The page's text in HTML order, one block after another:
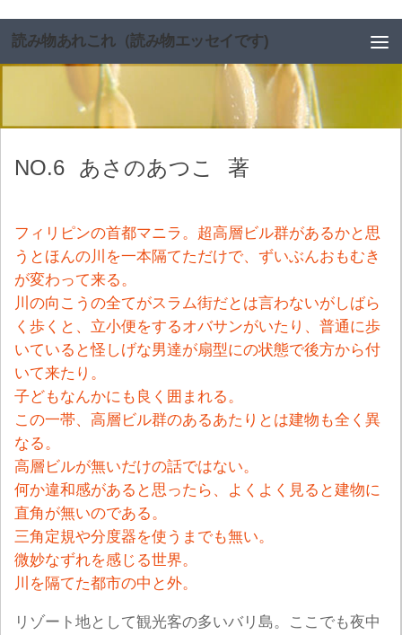
読み物あれこれ（読み物エッセイです)
NO.6 あさのあつこ 著
フィリピンの首都マニラ。超高層ビル群があるかと思
うとほんの川を一本隔てただけで、ずいぶんおもむき
が変わって来る。
川の向こうの全てがスラム街だとは言わないがしばら
く歩くと、立小便をするオバサンがいたり、普通に歩
いていると怪しげな男達が扇型にの状態で後方から付
いて来たり。
子どもなんかにも良く囲まれる。
この一帯、高層ビル群のあるあたりとは建物も全く異
なる。
高層ビルが無いだけの話ではない。
何か違和感があると思ったら、よくよく見ると建物に
直角が無いのである。
三角定規や分度器を使うまでも無い。
微妙なずれを感じる世界。
川を隔てた都市の中と外。
リゾート地として観光客の多いバリ島。ここでも夜中